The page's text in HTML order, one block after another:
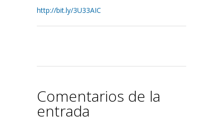
http://bit.ly/3U33AIC
Comentarios de la
entrada